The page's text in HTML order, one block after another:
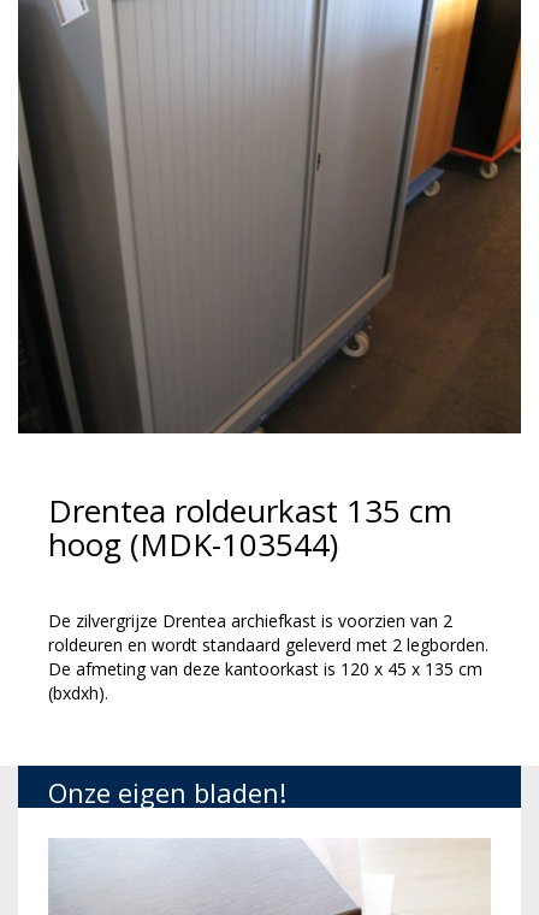
Drentea roldeurkast 135 cm
hoog (MDK-103544)
De zilvergrijze Drentea archiefkast is voorzien van 2
roldeuren en wordt standaard geleverd met 2 legborden.
De afmeting van deze kantoorkast is 120 x 45 x 135 cm
(bxdxh).
Onze eigen bladen!